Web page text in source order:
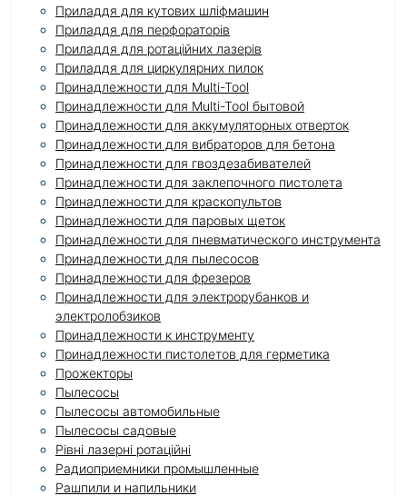
Приладдя для кутових шліфмашин
Приладдя для перфораторів
Приладдя для ротаційних лазерів
Приладдя для циркулярних пилок
Принадлежности для Multi-Tool
Принадлежности для Multi-Tool бытовой
Принадлежности для аккумуляторных отверток
Принадлежности для вибраторов для бетона
Принадлежности для гвоздезабивателей
Принадлежности для заклепочного пистолета
Принадлежности для краскопультов
Принадлежности для паровых щеток
Принадлежности для пневматического инструмента
Принадлежности для пылесосов
Принадлежности для фрезеров
Принадлежности для электрорубанков и
электролобзиков
Принадлежности к инструменту
Принадлежности пистолетов для герметика
Прожекторы
Пылесосы
Пылесосы автомобильные
Пылесосы садовые
Рівні лазерні ротаційні
Радиоприемники промышленные
Рашпили и напильники